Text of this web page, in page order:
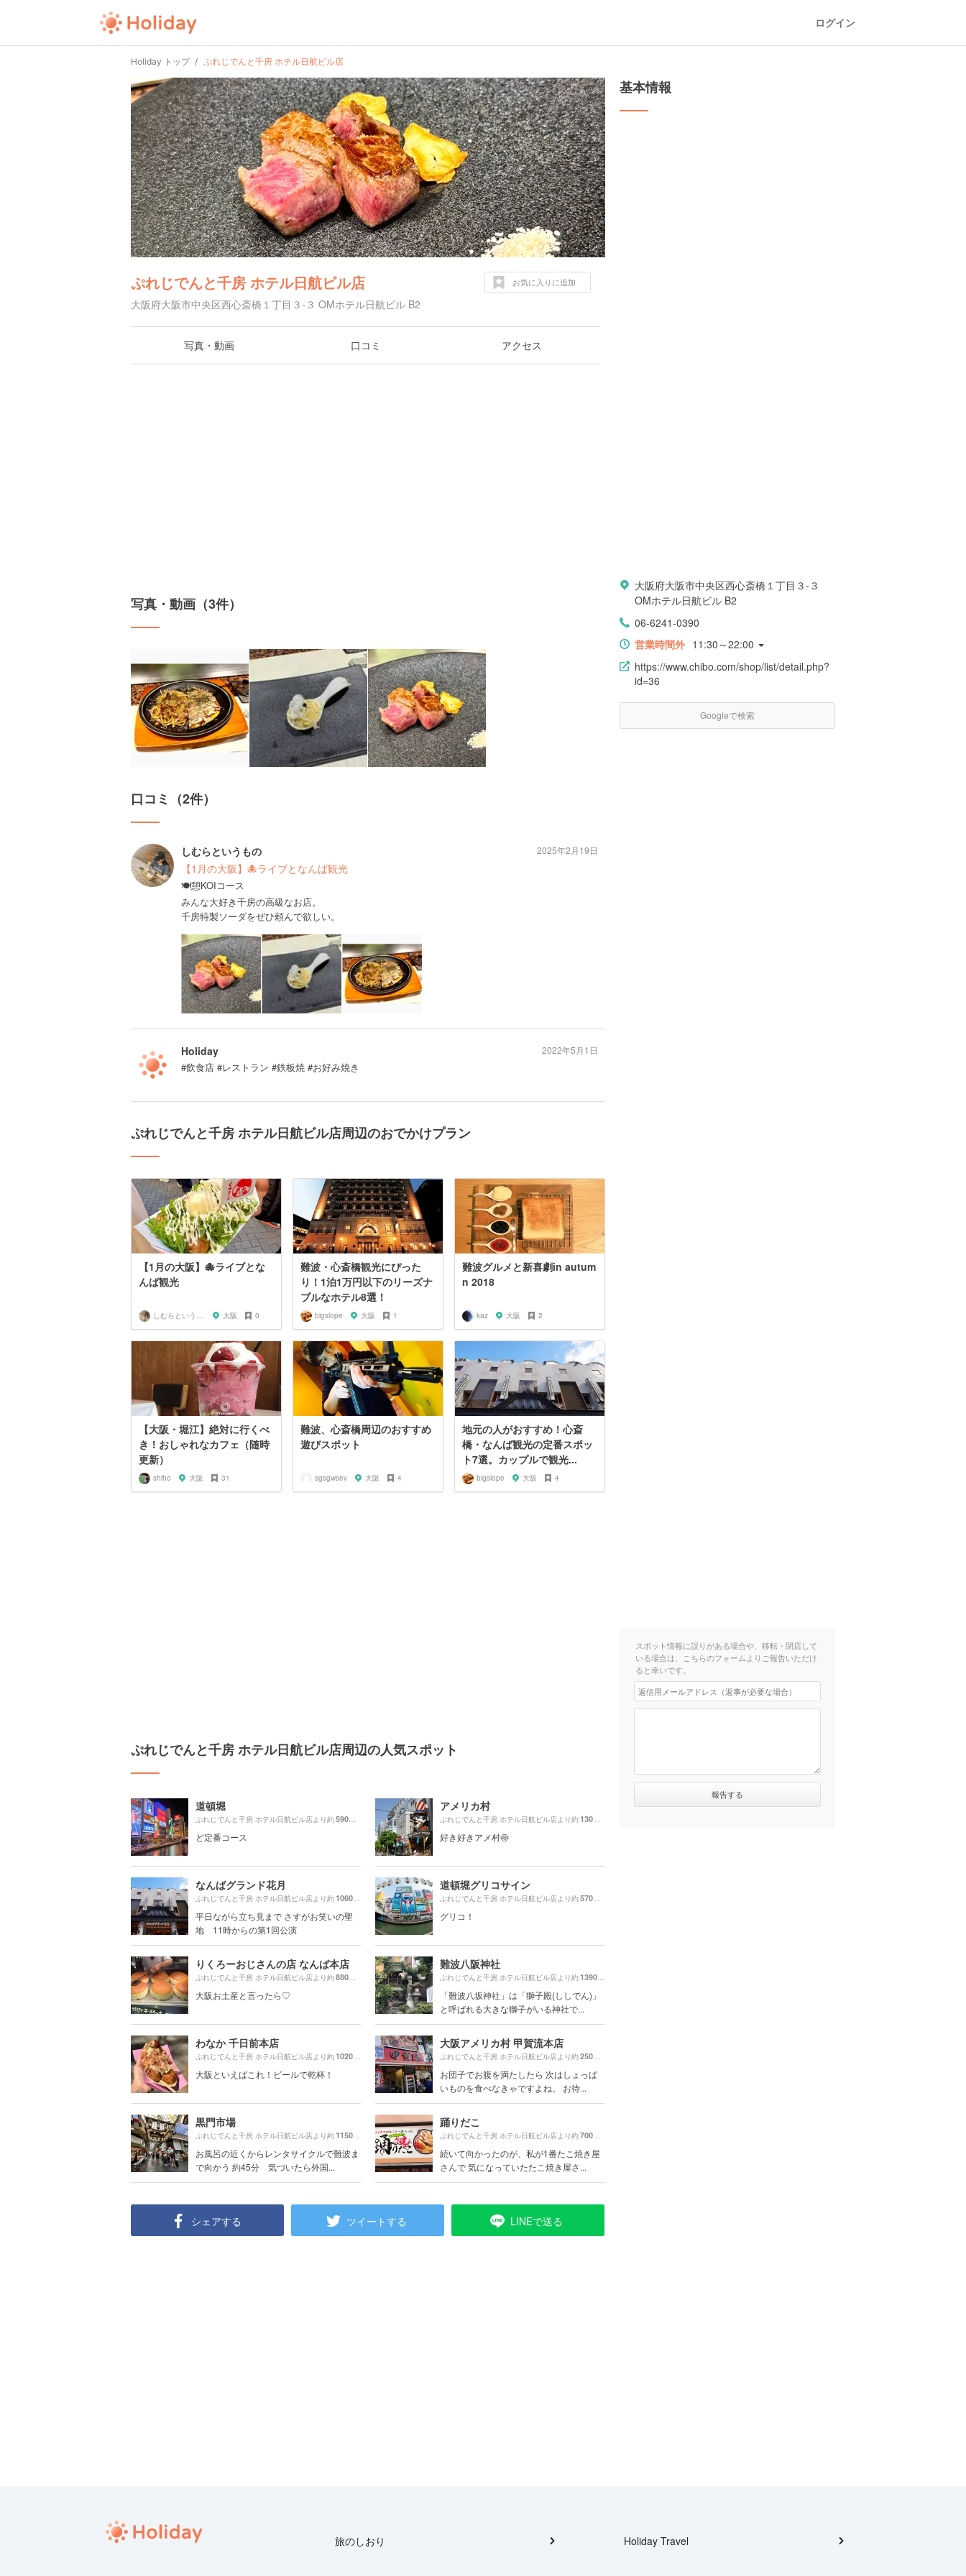
ログイン
Holiday トップ ぷれじでんと千房 ホテル日航ビル店
ぷれじでんと千房 ホテル日航ビル店
大阪府大阪市中央区西心斎橋１丁目３-３ OMホテル日航ビル B2
お気に入りに追加
写真・動画 口コミ アクセス
写真・動画（3件）
口コミ（2件）
しむらというもの
【1月の大阪】🐙ライブとなんば観光
🍽️憩KOIコース
みんな大好き千房の高級なお店。
千房特製ソーダをぜひ頼んで欲しい。
2025年2月19日
Holiday
#飲食店 #レストラン #鉄板焼 #お好み焼き
2022年5月1日
ぷれじでんと千房 ホテル日航ビル店周辺のおでかけプラン
【1月の大阪】🐙ライブとな
んば観光
しむらというもの 大阪 0
難波・心斎橋観光にぴった
り！1泊1万円以下のリーズナ
ブルなホテル8選！
bigslope 大阪 1
難波グルメと新喜劇in autum
n 2018
kaz 大阪 2
【大阪・堀江】絶対に行くべ
き！おしゃれなカフェ（随時
更新）
shiho 大阪 31
難波、心斎橋周辺のおすすめ
遊びスポット
sgsgwsev 大阪 4
地元の人がおすすめ！心斎
橋・なんば観光の定番スポッ
ト7選。カップルで観光...
bigslope 大阪 4
ぷれじでんと千房 ホテル日航ビル店周辺の人気スポット
道頓堀
ぷれじでんと千房 ホテル日航ビル店より約590m （徒歩10分）
ど定番コース
アメリカ村
ぷれじでんと千房 ホテル日航ビル店より約130m
好き好きアメ村🍥
なんばグランド花月
ぷれじでんと千房 ホテル日航ビル店より約1060m （徒歩18分）
平日ながら立ち見まで さすがお笑いの聖
地 11時からの第1回公演
道頓堀グリコサイン
ぷれじでんと千房 ホテル日航ビル店より約570m
グリコ！
りくろーおじさんの店 なんば本店
ぷれじでんと千房 ホテル日航ビル店より約880m （徒歩15分）
大阪お土産と言ったら♡
難波八阪神社
ぷれじでんと千房 ホテル日航ビル店より約1390m
「難波八坂神社」は「獅子殿(ししでん)」
と呼ばれる大きな獅子がいる神社で...
わなか 千日前本店
ぷれじでんと千房 ホテル日航ビル店より約1020m （徒歩18分）
大阪といえばこれ！ビールで乾杯！
大阪アメリカ村 甲賀流本店
ぷれじでんと千房 ホテル日航ビル店より約250m
お団子でお腹を満たしたら 次はしょっぱ
いものを食べなきゃですよね。 お待...
黒門市場
ぷれじでんと千房 ホテル日航ビル店より約1150m （徒歩20分）
お風呂の近くからレンタサイクルで難波ま
で向かう 約45分 気づいたら外国...
踊りだこ
ぷれじでんと千房 ホテル日航ビル店より約700m
続いて向かったのが、私が1番たこ焼き屋
さんで 気になっていたたこ焼き屋さ...
シェアする ツイートする LINEで送る
基本情報
大阪府大阪市中央区西心斎橋１丁目３-３
OMホテル日航ビル B2
06-6241-0390
営業時間外 11:30～22:00
https://www.chibo.com/shop/list/detail.php?
id=36
Googleで検索
スポット情報に誤りがある場合や、移転・閉店して
いる場合は、こちらのフォームよりご報告いただけ
ると幸いです。
旅のしおり Holiday Travel